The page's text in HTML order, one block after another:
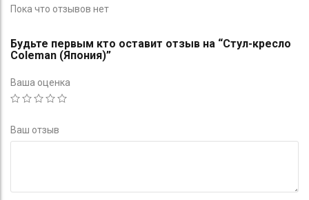
Пока что отзывов нет
Будьте первым кто оставит отзыв на “Стул-кресло
Coleman (Япония)”
Ваша оценка
Ваш отзыв